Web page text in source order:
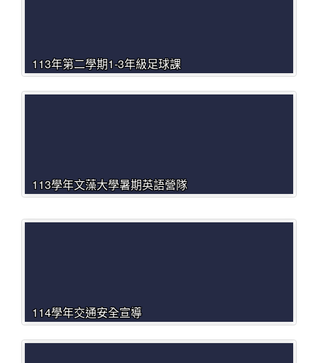
113年第二學期1-3年級足球課
113學年文藻大學暑期英語營隊
114學年交通安全宣導